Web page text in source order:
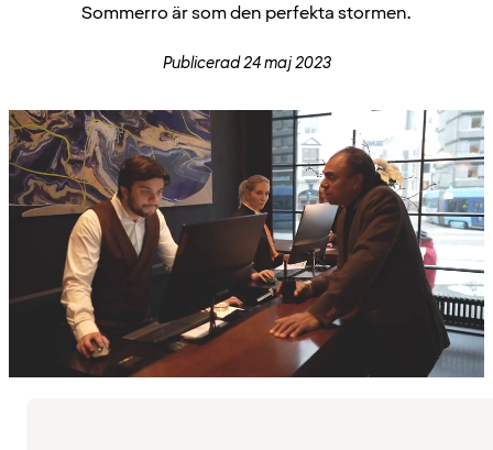
Sommerro är som den perfekta stormen.
Publicerad 24 maj 2023